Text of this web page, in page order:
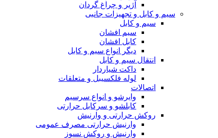
آژیر و چراغ گردان
سیم و کابل و تجهیزات جانبی
سیم و کابل
سیم افشان
کابل افشان
دیگر انواع سیم و کابل
انتقال سیم و کابل
داکت شیاردار
لوله فلکسیبل و متعلقات
اتصالات
وایرشو و انواع سرسیم
کابلشو و سرکابل حرارتی
روکش حرارتی و وارنیش
وارنیش حرارتی مصرف عمومی
وارنیش و روکش نسوز